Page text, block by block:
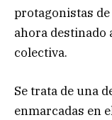
protagonistas
ahora destinado
colectiva.
Se trata de una
enmarcadas en